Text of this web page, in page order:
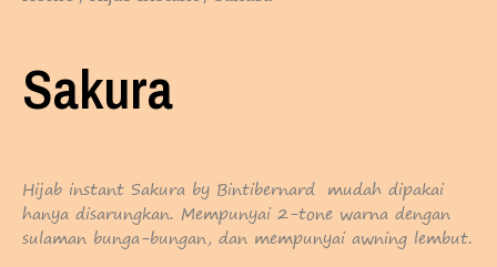
Sakura
Hijab instant Sakura by Bintibernard mudah dipakai
hanya disarungkan. Mempunyai 2-tone warna dengan
sulaman bunga-bungan, dan mempunyai awning lembut.